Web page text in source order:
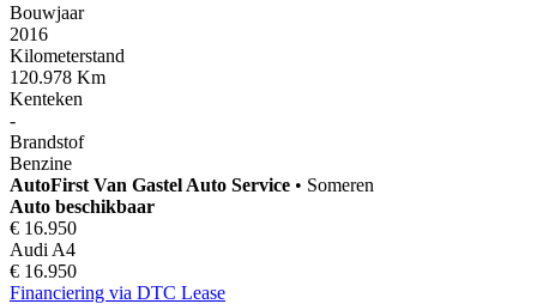
Bouwjaar
2016
Kilometerstand
120.978 Km
Kenteken
-
Brandstof
Benzine
AutoFirst Van Gastel Auto Service • Someren
Auto beschikbaar
€ 16.950
Audi A4
€ 16.950
Financiering via DTC Lease